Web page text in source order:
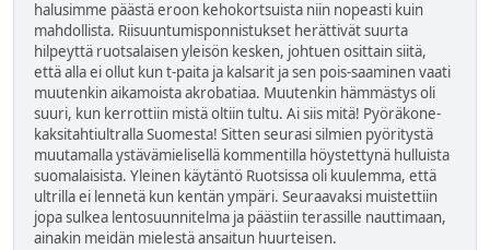
halusimme päästä eroon kehokortsuista niin nopeasti kuin
mahdollista. Riisuuntumisponnistukset herättivät suurta
hilpeyttä ruotsalaisen yleisön kesken, johtuen osittain siitä,
että alla ei ollut kun t-paita ja kalsarit ja sen pois-saaminen vaati
muutenkin aikamoista akrobatiaa. Muutenkin hämmästys oli
suuri, kun kerrottiin mistä oltiin tultu. Ai siis mitä! Pyöräkone-
kaksitahtiultralla Suomesta! Sitten seurasi silmien pyöritystä
muutamalla ystävämielisellä kommentilla höystettynä hulluista
suomalaisista. Yleinen käytäntö Ruotsissa oli kuulemma, että
ultrilla ei lennetä kun kentän ympäri. Seuraavaksi muistettiin
jopa sulkea lentosuunnitelma ja päästiin terassille nauttimaan,
ainakin meidän mielestä ansaitun huurteisen.